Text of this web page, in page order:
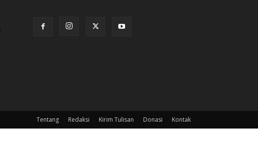
Tentang Redaksi Kirim Tulisan Donasi Kontak